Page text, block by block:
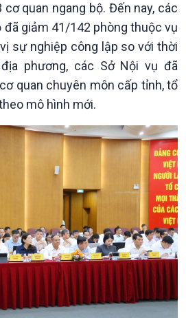
Nông nghiệp & Biển đảo
Tin Nông nghiệp & Biển
đảo
Mùa vàng
Biển đảo Việt Nam
quan ngang bộ. Đến nay, các
đã giảm 41/142 phòng thuộc vụ
sự nghiệp công lập so với thời
phương, các Sở Nội vụ đã
quan chuyên môn cấp tỉnh, tổ
mô hình mới.